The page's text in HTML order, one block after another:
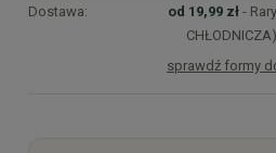
Dostawa: od 19,99 zł -
CHŁODNICZA)
Cena nie zawiera ewentualnych
sprawdź formy